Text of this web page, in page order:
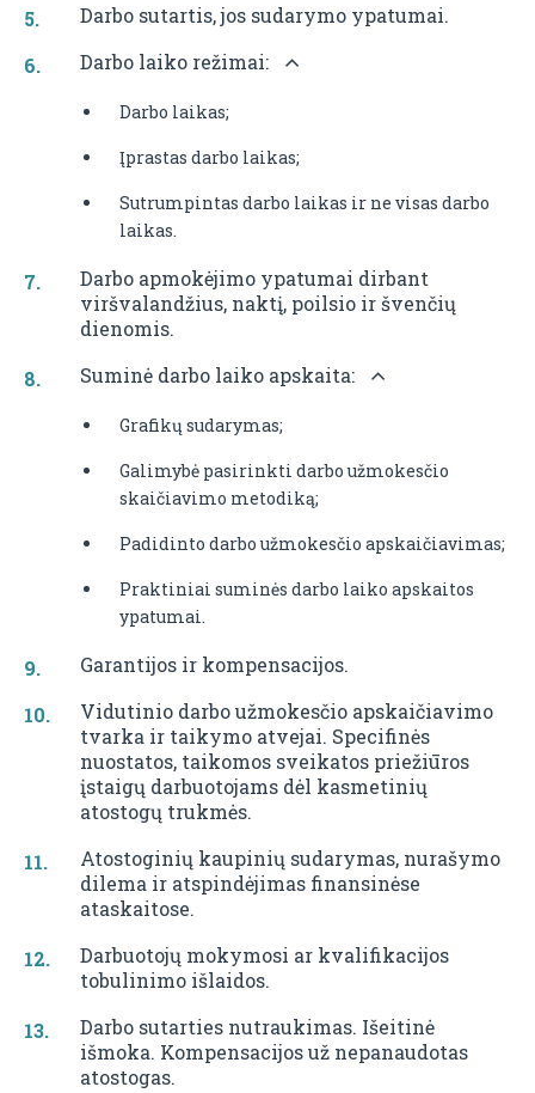
Darbo sutartis, jos sudarymo ypatumai.
Darbo laiko režimai:
Darbo laikas;
Įprastas darbo laikas;
Sutrumpintas darbo laikas ir ne visas darbo
laikas.
Darbo apmokėjimo ypatumai dirbant
viršvalandžius, naktį, poilsio ir švenčių
dienomis.
Suminė darbo laiko apskaita:
Grafikų sudarymas;
Galimybė pasirinkti darbo užmokesčio
skaičiavimo metodiką;
Padidinto darbo užmokesčio apskaičiavimas;
Praktiniai suminės darbo laiko apskaitos
ypatumai.
Garantijos ir kompensacijos.
Vidutinio darbo užmokesčio apskaičiavimo
tvarka ir taikymo atvejai. Specifinės
nuostatos, taikomos sveikatos priežiūros
įstaigų darbuotojams dėl kasmetinių
atostogų trukmės.
Atostoginių kaupinių sudarymas, nurašymo
dilema ir atspindėjimas finansinėse
ataskaitose.
Darbuotojų mokymosi ar kvalifikacijos
tobulinimo išlaidos.
Darbo sutarties nutraukimas. Išeitinė
išmoka. Kompensacijos už nepanaudotas
atostogas.